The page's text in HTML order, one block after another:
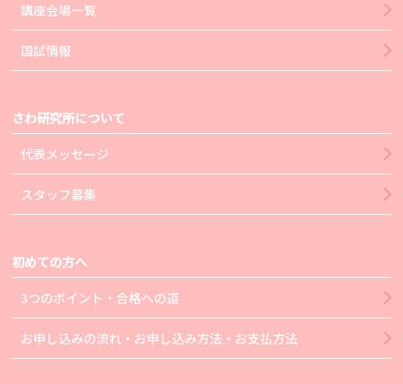
講座会場一覧
国試情報
さわ研究所について
代表メッセージ
スタッフ募集
初めての方へ
3つのポイント・合格への道
お申し込みの流れ・お申し込み方法・お支払方法